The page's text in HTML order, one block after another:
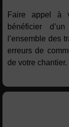
Faire appel à
bénéficier
l’ensemble des
erreurs de
de votre chantier.